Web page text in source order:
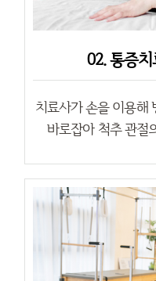
02. 통증
치료사가 손을 이용해
바로잡아 척추 관절